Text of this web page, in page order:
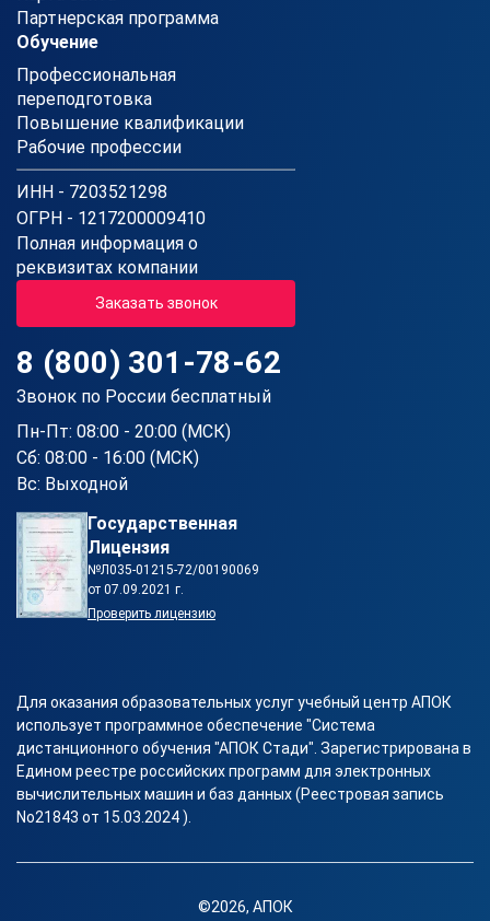
Партнерская программа
Обучение
Профессиональная
переподготовка
Повышение квалификации
Рабочие профессии
ИНН - 7203521298
ОГРН - 1217200009410
Полная информация о
реквизитах компании
Заказать звонок
8 (800) 301-78-62
Звонок по России бесплатный
Пн-Пт: 08:00 - 20:00 (МСК)
Сб: 08:00 - 16:00 (МСК)
Вс: Выходной
Государственная
Лицензия
№Л035-01215-72/00190069
от 07.09.2021 г.
Проверить лицензию
Для оказания образовательных услуг учебный центр АПОК
использует программное обеспечение "Система
дистанционного обучения "АПОК Стади". Зарегистрирована в
Едином реестре российских программ для электронных
вычислительных машин и баз данных (Реестровая запись
No21843 от 15.03.2024 ).
©2026, АПОК